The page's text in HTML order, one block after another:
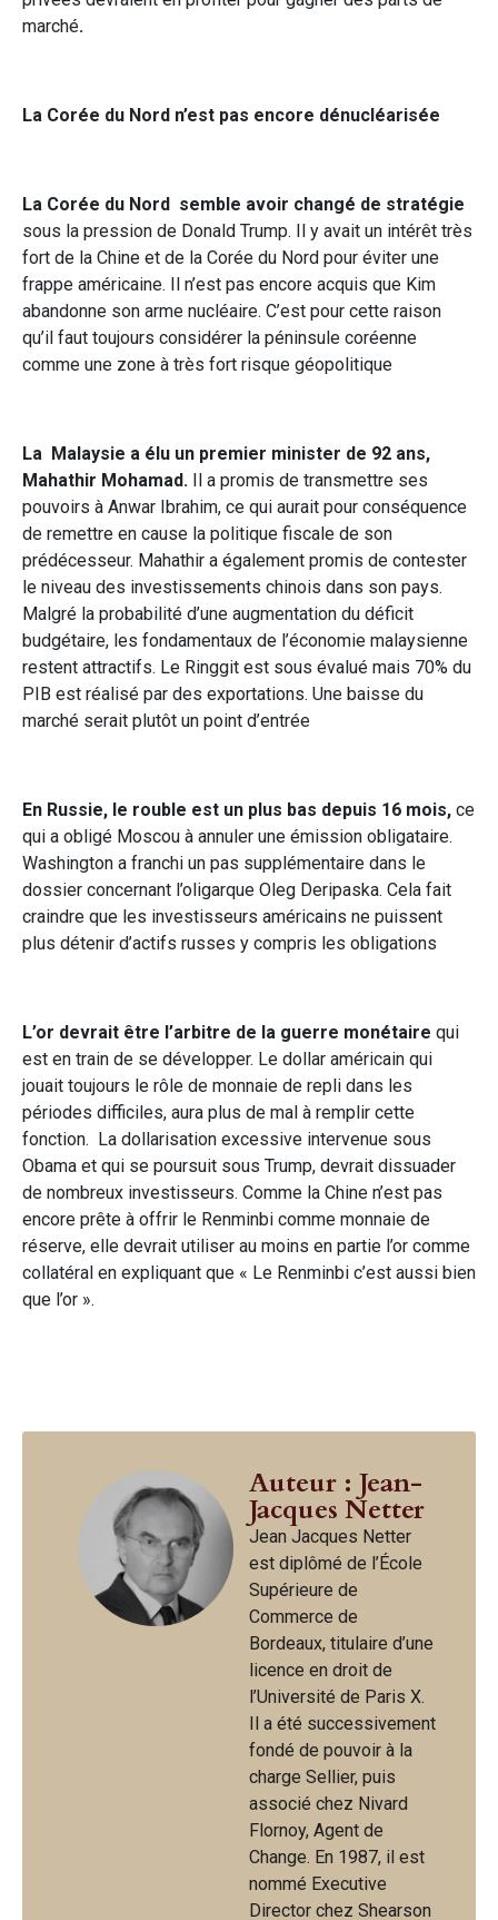
marché.
La Corée du Nord n’est pas encore dénucléarisée
La Corée du Nord semble avoir changé de stratégie
sous la pression de Donald Trump. Il y avait un intérêt très
fort de la Chine et de la Corée du Nord pour éviter une
frappe américaine. Il n’est pas encore acquis que Kim
abandonne son arme nucléaire. C’est pour cette raison
qu’il faut toujours considérer la péninsule coréenne
comme une zone à très fort risque géopolitique
La Malaysie a élu un premier minister de 92 ans,
Mahathir Mohamad. Il a promis de transmettre ses
pouvoirs à Anwar Ibrahim, ce qui aurait pour conséquence
de remettre en cause la politique fiscale de son
prédécesseur. Mahathir a également promis de contester
le niveau des investissements chinois dans son pays.
Malgré la probabilité d’une augmentation du déficit
budgétaire, les fondamentaux de l’économie malaysienne
restent attractifs. Le Ringgit est sous évalué mais 70% du
PIB est réalisé par des exportations. Une baisse du
marché serait plutôt un point d’entrée
En Russie, le rouble est un plus bas depuis 16 mois, ce
qui a obligé Moscou à annuler une émission obligataire.
Washington a franchi un pas supplémentaire dans le
dossier concernant l’oligarque Oleg Deripaska. Cela fait
craindre que les investisseurs américains ne puissent
plus détenir d’actifs russes y compris les obligations
L’or devrait être l’arbitre de la guerre monétaire qui
est en train de se développer. Le dollar américain qui
jouait toujours le rôle de monnaie de repli dans les
périodes difficiles, aura plus de mal à remplir cette
fonction. La dollarisation excessive intervenue sous
Obama et qui se poursuit sous Trump, devrait dissuader
de nombreux investisseurs. Comme la Chine n’est pas
encore prête à offrir le Renminbi comme monnaie de
réserve, elle devrait utiliser au moins en partie l’or comme
collatéral en expliquant que « Le Renminbi c’est aussi bien
que l’or ».
Auteur : Jean-
Jacques Netter
Jean Jacques Netter
est diplômé de l’École
Supérieure de
Commerce de
Bordeaux, titulaire d’une
licence en droit de
l’Université de Paris X.
Il a été successivement
fondé de pouvoir à la
charge Sellier, puis
associé chez Nivard
Flornoy, Agent de
Change. En 1987, il est
nommé Executive
Director chez Shearson